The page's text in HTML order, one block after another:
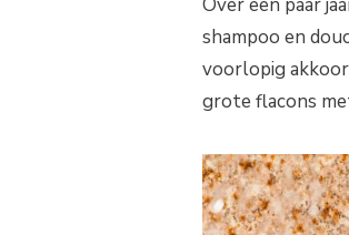
shampoo en
voorlopig
grote flacons